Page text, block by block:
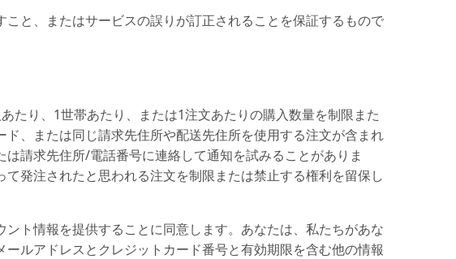
と、またはサービスの誤りが訂正されることを保証するもので
たり、1世帯あたり、または1注文あたりの購入数量を制限また
、または同じ請求先住所や配送先住所を使用する注文が含まれ
請求先住所/電話番号に連絡して通知を試みることがありま
発注されたと思われる注文を制限または禁止する権利を留保し
ト情報を提供することに同意します。あなたは、私たちがあな
ルアドレスとクレジットカード番号と有効期限を含む他の情報